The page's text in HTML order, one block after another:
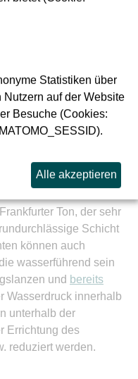
Kalenderwoche 11
Entspannungslanzen
abgeschlossen. Seit
tiefe
für die spätere
Anfang 2022:
Ton, der sehr
Schicht
können auch
wasserführend sein
und bereits
Wasserdruck innerhalb
unterhalb der
Errichtung des
reduziert werden.
Statistiken über
Nutzern auf der Website
Besuche (Cookies:
Alle akzeptieren